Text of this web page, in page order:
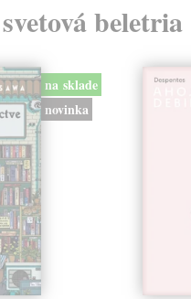
beletria
na sklade
novinka